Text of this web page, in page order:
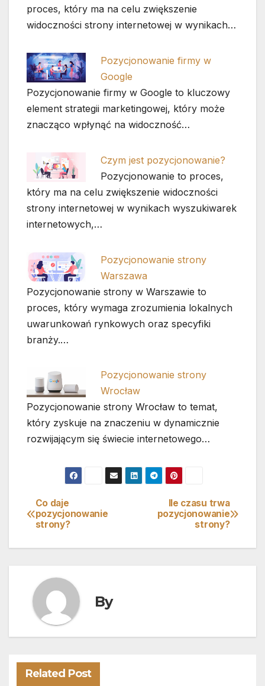
proces, który ma na celu zwiększenie
widoczności strony internetowej w wynikach…
Pozycjonowanie firmy w
Google
Pozycjonowanie firmy w Google to kluczowy
element strategii marketingowej, który może
znacząco wpłynąć na widoczność…
Czym jest pozycjonowanie?
Pozycjonowanie to proces,
który ma na celu zwiększenie widoczności
strony internetowej w wynikach wyszukiwarek
internetowych,…
Pozycjonowanie strony
Warszawa
Pozycjonowanie strony w Warszawie to
proces, który wymaga zrozumienia lokalnych
uwarunkowań rynkowych oraz specyfiki
branży.…
Pozycjonowanie strony
Wrocław
Pozycjonowanie strony Wrocław to temat,
który zyskuje na znaczeniu w dynamicznie
rozwijającym się świecie internetowego…
Nawigacja
wpisu
Ile czasu trwa
pozycjonowanie
strony?
Co daje
pozycjonowanie
strony?
By
Related Post